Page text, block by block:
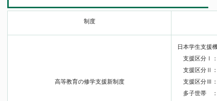
制度
高等教育の修学支援新制度
日本学生支援
支援区分Ⅰ
支援区分Ⅱ
支援区分Ⅲ
多子世帯